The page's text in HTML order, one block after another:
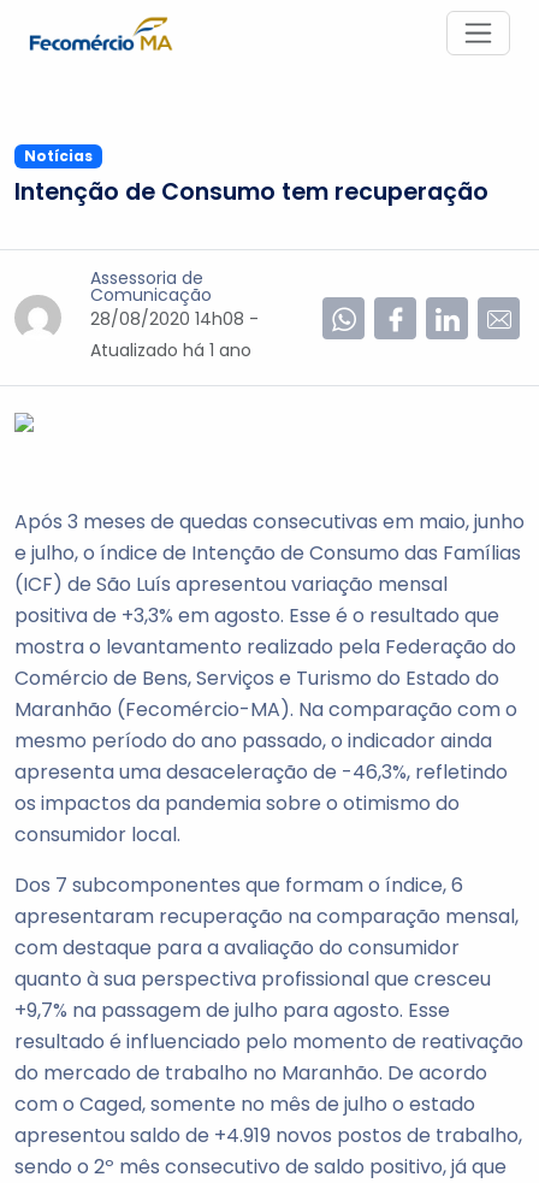
Notícias
Intenção de Consumo tem recuperação
Assessoria de
Comunicação
28/08/2020 14h08 -
Atualizado há 1 ano
Após 3 meses de quedas consecutivas em maio, junho
e julho, o índice de Intenção de Consumo das Famílias
(ICF) de São Luís apresentou variação mensal
positiva de +3,3% em agosto. Esse é o resultado que
mostra o levantamento realizado pela Federação do
Comércio de Bens, Serviços e Turismo do Estado do
Maranhão (Fecomércio-MA). Na comparação com o
mesmo período do ano passado, o indicador ainda
apresenta uma desaceleração de -46,3%, refletindo
os impactos da pandemia sobre o otimismo do
consumidor local.
Dos 7 subcomponentes que formam o índice, 6
apresentaram recuperação na comparação mensal,
com destaque para a avaliação do consumidor
quanto à sua perspectiva profissional que cresceu
+9,7% na passagem de julho para agosto. Esse
resultado é influenciado pelo momento de reativação
do mercado de trabalho no Maranhão. De acordo
com o Caged, somente no mês de julho o estado
apresentou saldo de +4.919 novos postos de trabalho,
sendo o 2º mês consecutivo de saldo positivo, já que